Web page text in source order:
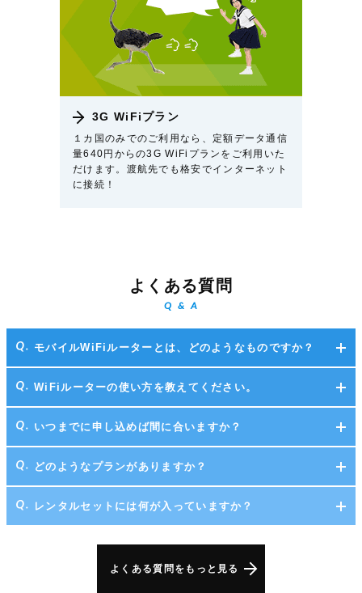
3G WiFiプラン
１カ国のみでのご利用なら、定額データ通信
量640円からの3G WiFiプランをご利用いた
だけます。渡航先でも格安でインターネット
に接続！
よくある質問
Q & A
モバイルWiFiルーターとは、どのようなものですか？
WiFiルーターの使い方を教えてください。
いつまでに申し込めば間に合いますか？
どのようなプランがありますか？
レンタルセットには何が入っていますか？
よくある質問をもっと見る